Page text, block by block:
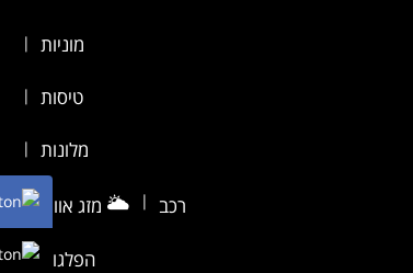
מוניות |
טיסות |
מלונות |
רכב |
🌥️ מזג אוויר |
הפלגות |